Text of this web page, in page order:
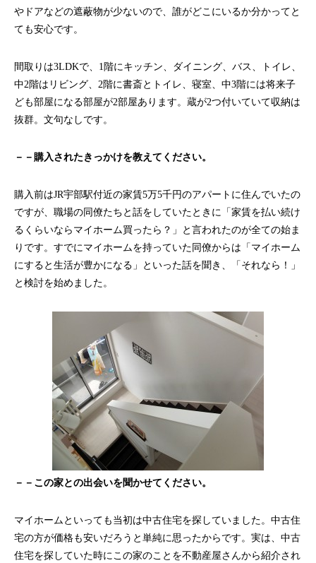
やドアなどの遮蔽物が少ないので、誰がどこにいるか分かってと
ても安心です。
間取りは3LDKで、1階にキッチン、ダイニング、バス、トイレ、
中2階はリビング、2階に書斎とトイレ、寝室、中3階には将来子
ども部屋になる部屋が2部屋あります。蔵が2つ付いていて収納は
抜群。文句なしです。
－－購入されたきっかけを教えてください。
購入前はJR宇部駅付近の家賃5万5千円のアパートに住んでいたの
ですが、職場の同僚たちと話をしていたときに「家賃を払い続け
るくらいならマイホーム買ったら？」と言われたのが全ての始ま
りです。すでにマイホームを持っていた同僚からは「マイホーム
にすると生活が豊かになる」といった話を聞き、「それなら！」
と検討を始めました。
－－この家との出会いを聞かせてください。
マイホームといっても当初は中古住宅を探していました。中古住
宅の方が価格も安いだろうと単純に思ったからです。実は、中古
住宅を探していた時にこの家のことを不動産屋さんから紹介され